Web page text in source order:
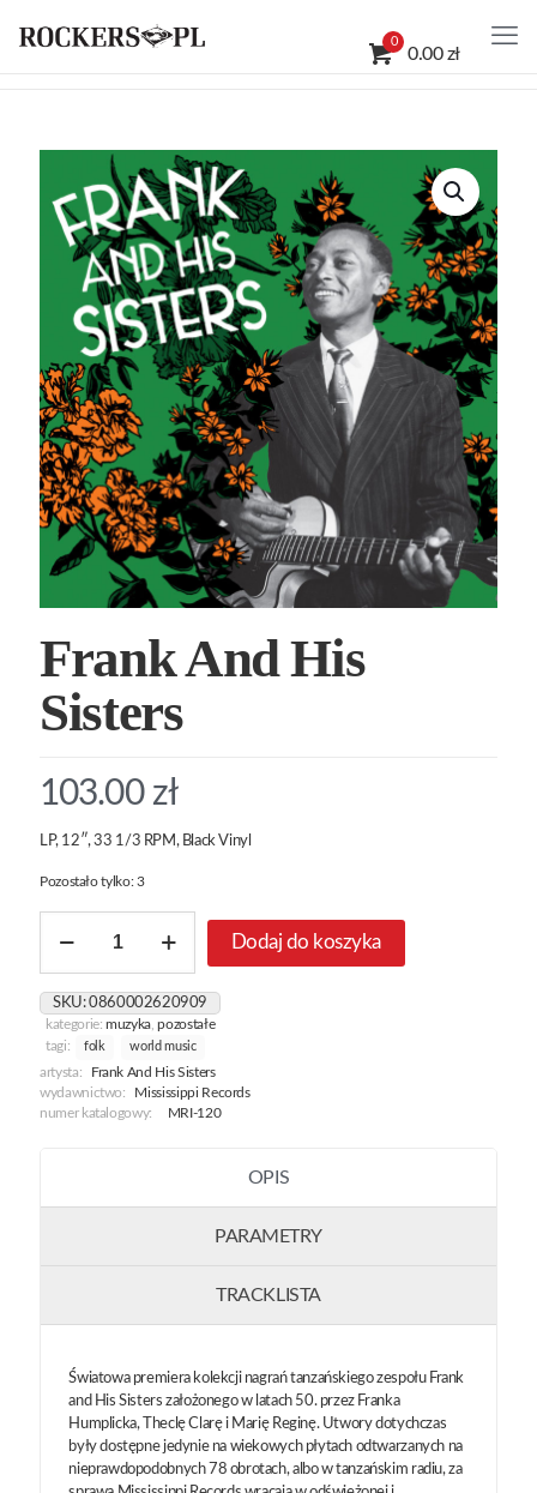
0
0.00 zł
Frank And His
Sisters
103.00 zł
LP, 12″, 33 1/3 RPM, Black Vinyl
Pozostało tylko: 3
Frank
His
Sisters
Dodaj do koszyka
SKU:0860002620909
kategorie:muzyka,pozostałe
tagi:
folk world music
artysta:
Frank And His Sisters
wydawnictwo:
Mississippi Records
numer katalogowy:
MRI-120
OPIS
PARAMETRY
TRACKLISTA
Światowa premiera kolekcji nagrań tanzańskiego zespołu Frank
and His Sisters założonego w latach 50. przez Franka
Humplicka, Theclę Clarę i Marię Reginę. Utwory dotychczas
były dostępne jedynie na wiekowych płytach odtwarzanych na
nieprawdopodobnych 78 obrotach, albo w tanzańskim radiu, za